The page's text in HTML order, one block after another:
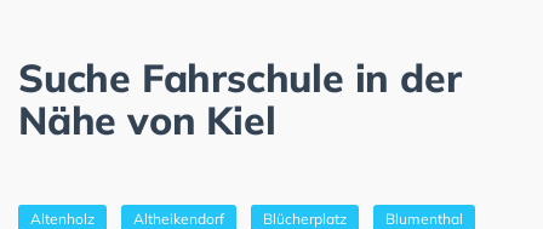
Suche Fahrschule in der
Nähe von Kiel
Altenholz Altheikendorf Blücherplatz Blumenthal